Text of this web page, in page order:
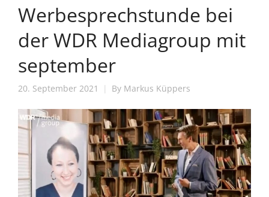
Werbesprechstunde bei
der WDR Mediagroup mit
september
20. September 2021 By Markus Küppers